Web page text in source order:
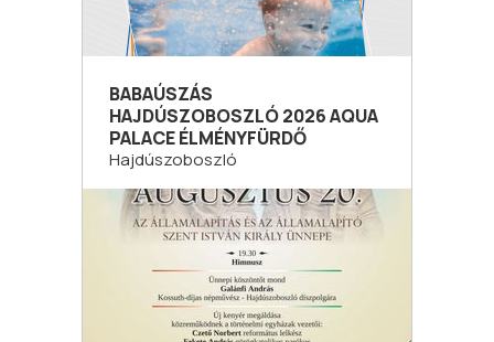
BABAÚSZÁS
HAJDÚSZOBOSZLÓ 2026 AQUA
PALACE ÉLMÉNYFÜRDŐ
Hajdúszoboszló